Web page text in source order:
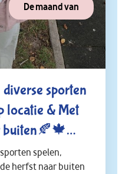
De maand van
sporten
locatie & Met
buiten🍂🍁😁
spelen,
herfst naar buiten